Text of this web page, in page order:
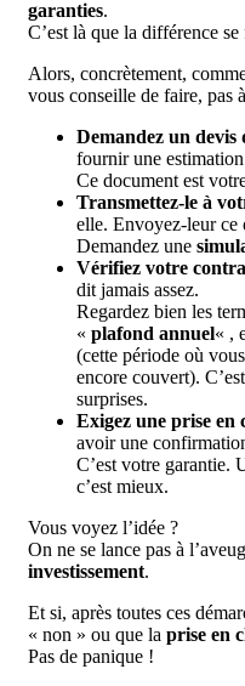
garanties.
C’est là que la différence
Alors, concrètement,
vous conseille de faire, pas
Demandez un devis
fournir une
Ce document est
Transmettez-le à
elle. Envoyez-leur ce
Demandez une
Vérifiez votre
dit jamais assez.
Regardez bien les
« plafond annuel« ,
(cette période où
encore couvert).
surprises.
Exigez une prise en
avoir une
C’est votre garantie.
c’est mieux.
Vous voyez l’idée ?
On ne se lance pas à
investissement.
Et si, après toutes ces
« non » ou que la prise en
Pas de panique !